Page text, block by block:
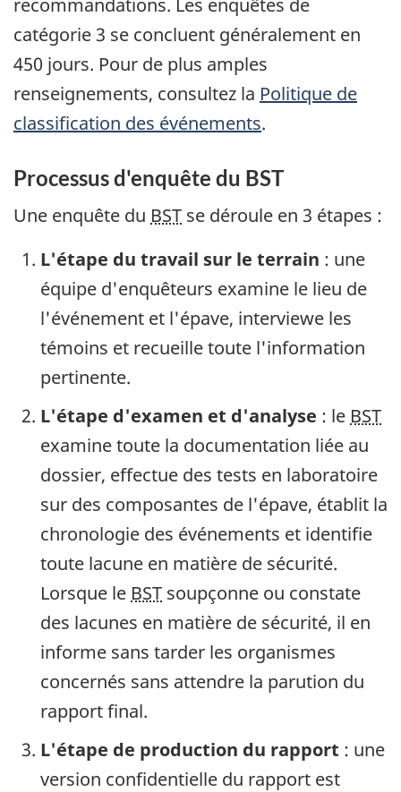
recommandations. Les enquêtes de
catégorie 3 se concluent généralement en
450 jours. Pour de plus amples
renseignements, consultez la Politique de
classification des événements.
Processus d'enquête du BST
Une enquête du BST se déroule en 3 étapes :
L'étape du travail sur le terrain : une
équipe d'enquêteurs examine le lieu de
l'événement et l'épave, interviewe les
témoins et recueille toute l'information
pertinente.
L'étape d'examen et d'analyse : le BST
examine toute la documentation liée au
dossier, effectue des tests en laboratoire
sur des composantes de l'épave, établit la
chronologie des événements et identifie
toute lacune en matière de sécurité.
Lorsque le BST soupçonne ou constate
des lacunes en matière de sécurité, il en
informe sans tarder les organismes
concernés sans attendre la parution du
rapport final.
L'étape de production du rapport : une
version confidentielle du rapport est